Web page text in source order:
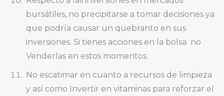
bursátiles, no precipitarse a tomar decisiones ya
que podría causar un quebranto en sus
inversiones. Si tienes acciones en la bolsa no
Venderlas en estos momentos.
No escatimar en cuanto a recursos de limpieza
y así como Invertir en vitaminas para reforzar el